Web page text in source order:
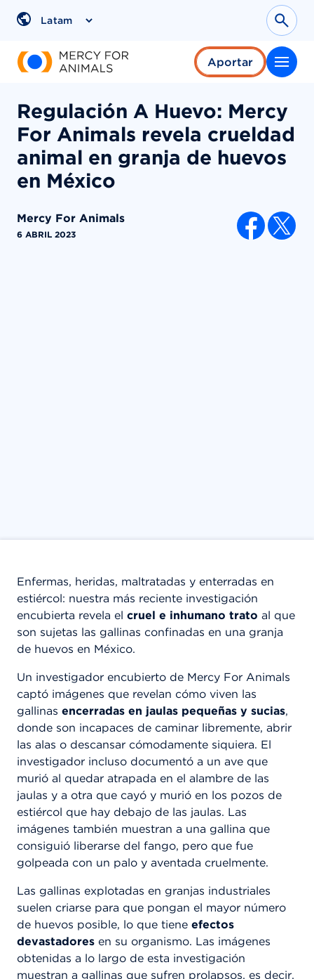
Region
Aportar
Regulación A Huevo: Mercy
For Animals revela crueldad
animal en granja de huevos
en México
Mercy For Animals
6 ABRIL 2023
Enfermas, heridas, maltratadas y enterradas en
estiércol: nuestra más reciente investigación
encubierta revela el cruel e inhumano trato al que
son sujetas las gallinas confinadas en una granja
de huevos en México.
Un investigador encubierto de Mercy For Animals
captó imágenes que revelan cómo viven las
gallinas encerradas en jaulas pequeñas y sucias,
donde son incapaces de caminar libremente, abrir
las alas o descansar cómodamente siquiera. El
investigador incluso documentó a un ave que
murió al quedar atrapada en el alambre de las
jaulas y a otra que cayó y murió en los pozos de
estiércol que hay debajo de las jaulas. Las
imágenes también muestran a una gallina que
consiguió liberarse del fango, pero que fue
golpeada con un palo y aventada cruelmente.
Las gallinas explotadas en granjas industriales
suelen criarse para que pongan el mayor número
de huevos posible, lo que tiene efectos
devastadores en su organismo. Las imágenes
obtenidas a lo largo de esta investigación
muestran a gallinas que sufren prolapsos, es decir,